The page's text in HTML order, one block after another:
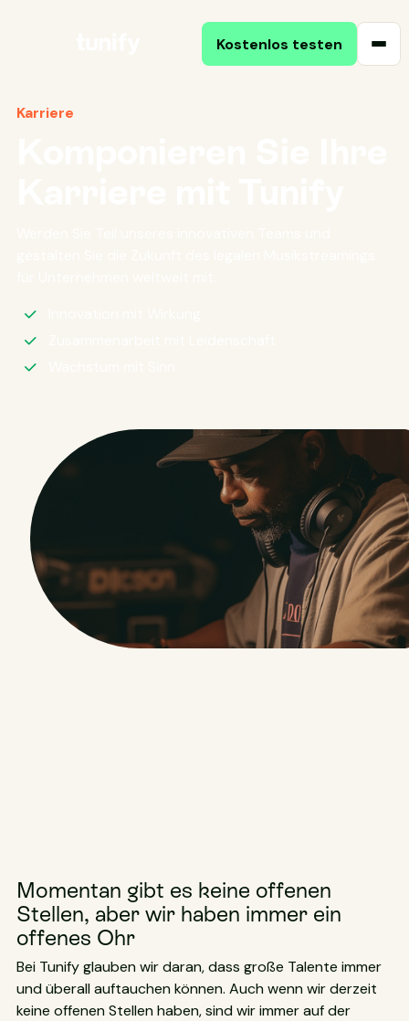
Kostenlos testen
Karriere
Momentan gibt es keine offenen
Stellen, aber wir haben immer ein
offenes Ohr
Bei Tunify glauben wir daran, dass große Talente immer
und überall auftauchen können. Auch wenn wir derzeit
keine offenen Stellen haben, sind wir immer auf der